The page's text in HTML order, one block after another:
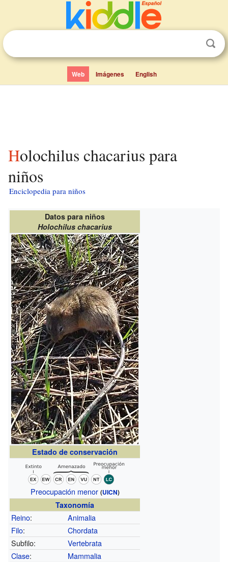
Web Imágenes English
Holochilus chacarius para
niños
Enciclopedia para niños
Datos para niños
Holochilus chacarius
Estado de conservación
Preocupación menor (UICN)
Taxonomía
Reino:
Animalia
Filo:
Chordata
Subfilo:
Vertebrata
Clase:
Mammalia